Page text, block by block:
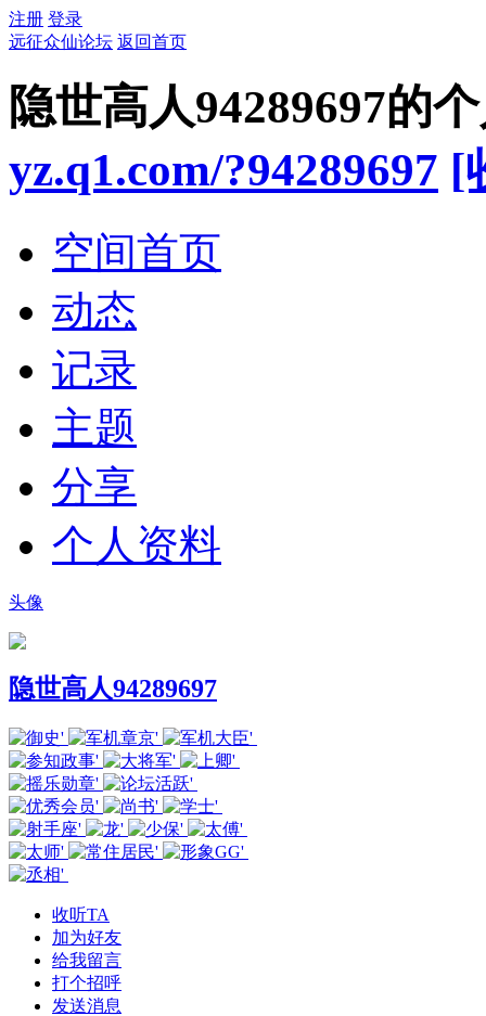
注册 登录
远征众仙论坛 返回首页
隐世高人94289697的
yz.q1.com/?94289697 [
空间首页
动态
记录
主题
分享
个人资料
头像
隐世高人94289697
收听TA
加为好友
给我留言
打个招呼
发送消息